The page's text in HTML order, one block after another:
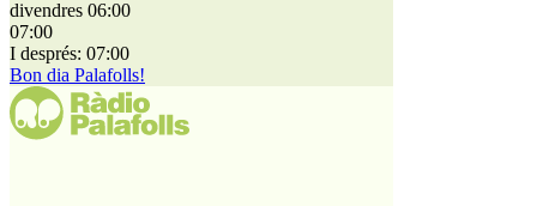
divendres 06:00
07:00
I després: 07:00
Bon dia Palafolls!
El més llegit
1
ESPORTS CAP DE SETMANA